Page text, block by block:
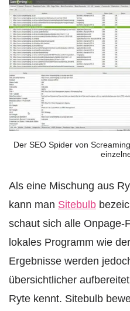
Der SEO Spider von
Als eine Mischung aus
kann man Sitebulb
schaut sich alle Onpage-
lokales Programm wie
Ergebnisse werden
übersichtlicher
Ryte kennt. Sitebulb